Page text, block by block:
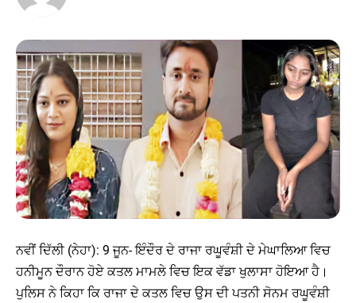
ਨਵੀਂ ਦਿੱਲੀ (ਨੇਹਾ): 9 ਜੂਨ- ਇੰਦੌਰ ਦੇ ਰਾਜਾ ਰਘੂਵੰਸ਼ੀ ਦੇ ਮੇਘਾਲਿਆ ਵਿਚ
ਹਨੀਮੂਨ ਦੌਰਾਨ ਹੋਏ ਕਤਲ ਮਾਮਲੇ ਵਿਚ ਇਕ ਵੱਡਾ ਖੁਲਾਸਾ ਹੋਇਆ ਹੈ।
ਪੁਲਿਸ ਨੇ ਕਿਹਾ ਕਿ ਰਾਜਾ ਦੇ ਕਤਲ ਵਿਚ ਉਸ ਦੀ ਪਤਨੀ ਸੋਨਮ ਰਘੂਵੰਸ਼ੀ